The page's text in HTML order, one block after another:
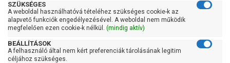
SZÜKSÉGES
A weboldal használhatóvá tételéhez szükséges cookie-k az
alapvető funkciók engedélyezésével. A weboldal nem működik
megfelelően ezen cookie-k nélkül. (mindig aktív)
BEÁLLÍTÁSOK
A felhasználó által nem kért preferenciák tárolásának legitim
céljához szükséges.